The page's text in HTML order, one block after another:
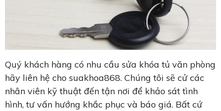
Quý khách hàng có nhu cầu sửa khóa tủ văn phòng
hãy liên hệ cho suakhoa868. Chúng tôi sẽ cử các
nhân viên kỹ thuật đến tận nơi để khảo sát tình
hình, tư vấn hướng khắc phục và báo giá. Bất cứ